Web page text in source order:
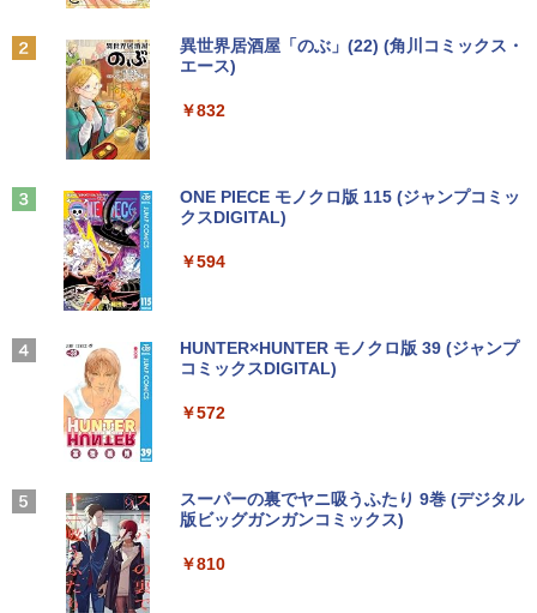
MS限定クーポンあり! 【Win11正式対
ソコン 中古 パソコン メモリ 8GB 最大3
型 無線LAN office付き 2026 福袋 ギフト
新品第13世代CPU搭載ノートPC Office
付きノートパソコン 初心者向け Window
キーボード 14.1型 Intel Celeron メモリ
￥29,800
フル保証]
￥9,980
ッチ選択】 モバイルモニター 15.6インチ
ノングレア 非光沢 1080PフルHD コスパ
高画質 デュアルモニター サブモニター
リモートワーク IPS Tpye-C/mini HDMI
Yoothi 互換品 液晶 13.3インチ HP Pavili
スプレイ 修理交換用液晶パネル
￥1,595
ル ]
7 【電子書籍】[ 山口 ミコト ]
[新品]新装版 動物のお医者さん (1-12巻
全巻) 全巻セット
￥9,240
Anker Soundcore P31i ブラック
Anker Soundcore Liberty 5 ミッドナイトブ
ラック
￥14,990
【2026年アップグレード版】AOKIMI ワイヤ
レスイヤホン bluetooth イヤホン V12 小型
るーとゅーす コードレス ENCノイズキャン
￥1,964
BRUCE WAYNE feat. Flo Milli, ATL Jacob
[Explicit]
￥250
On My Road (Stadium ver.)
On My Road (Stadium ver.)
BUGS LIFE
by Amazon 天然水 ラベルレス 500ml ×24本
富士山の天然水 バナジウム含有 水 ミネラル
ットル (Smart Basic)
by Amazon 天然水ラベルレス 2L×9本
￥1,117
by Amazon 炭酸水 ラベルレス 500ml ×24本
art Basic)
コカ・コーラ やかんの麦茶 from 爽健美茶 ラ
異世界居酒屋「のぶ」(22) (角川コミックス・
エース)
￥832
ONE PIECE モノクロ版 115 (ジャンプコミッ
クスDIGITAL)
￥594
HUNTER×HUNTER モノクロ版 39 (ジャンプ
コミックスDIGITAL)
￥572
スーパーの裏でヤニ吸うふたり 9巻 (デジタル
版ビッグガンガンコミックス)
￥810